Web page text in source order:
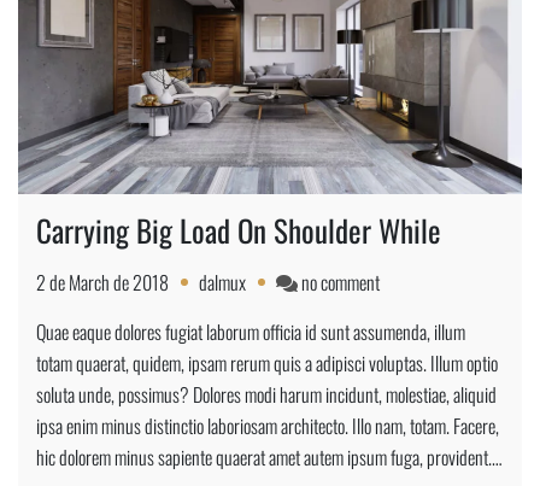
Carrying Big Load On Shoulder While
2 de March de 2018 dalmux no commenton
Big
Load
On
Shoulder
While
Quae eaque dolores fugiat laborum officia id sunt assumenda, illum
totam quaerat, quidem, ipsam rerum quis a adipisci voluptas. Illum optio
soluta unde, possimus? Dolores modi harum incidunt, molestiae, aliquid
ipsa enim minus distinctio laboriosam architecto. Illo nam, totam. Facere,
hic dolorem minus sapiente quaerat amet autem ipsum fuga, provident.…